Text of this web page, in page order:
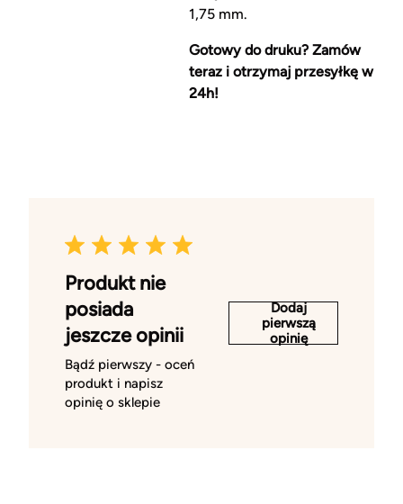
1,75 mm.
Gotowy do druku? Zamów
teraz i otrzymaj przesyłkę w
24h!
Produkt nie
posiada
jeszcze opinii
Bądź pierwszy - oceń
produkt i napisz
opinię o sklepie
Dodaj
pierwszą
opinię